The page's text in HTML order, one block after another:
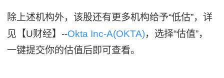
除上述机构外，该股还有更多机构给予“低估”，详
见【U财经】--Okta Inc-A(OKTA)，选择“估值”，
一键提交你的估值后即可查看。